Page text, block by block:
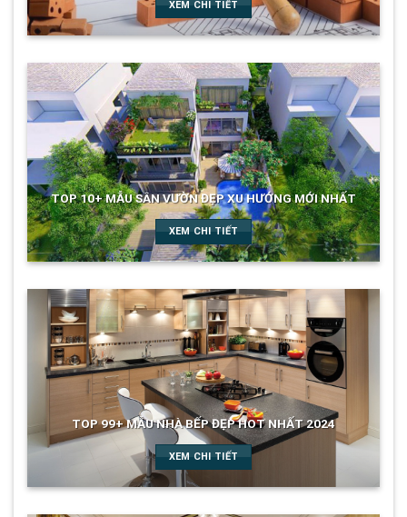
XEM CHI TIẾT
TOP 10+ MẪU SÂN VƯỜN ĐẸP XU HƯỚNG MỚI NHẤT
XEM CHI TIẾT
TOP 99+ MẪU NHÀ BẾP ĐẸP HOT NHẤT 2024
XEM CHI TIẾT